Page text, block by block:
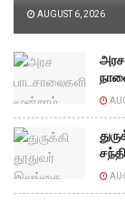
AUGUST 6, 2026